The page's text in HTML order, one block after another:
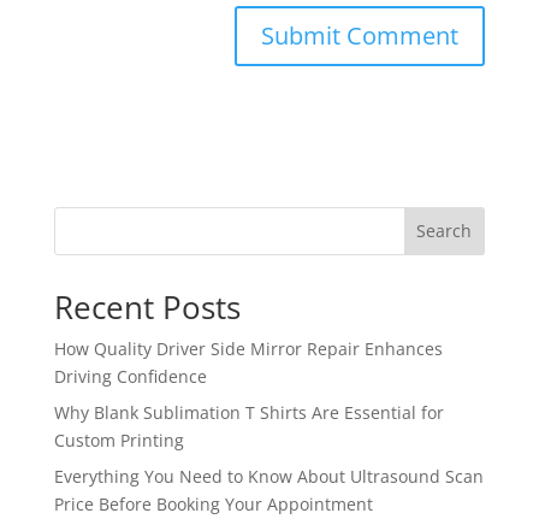
Search
Recent Posts
How Quality Driver Side Mirror Repair Enhances
Driving Confidence
Why Blank Sublimation T Shirts Are Essential for
Custom Printing
Everything You Need to Know About Ultrasound Scan
Price Before Booking Your Appointment